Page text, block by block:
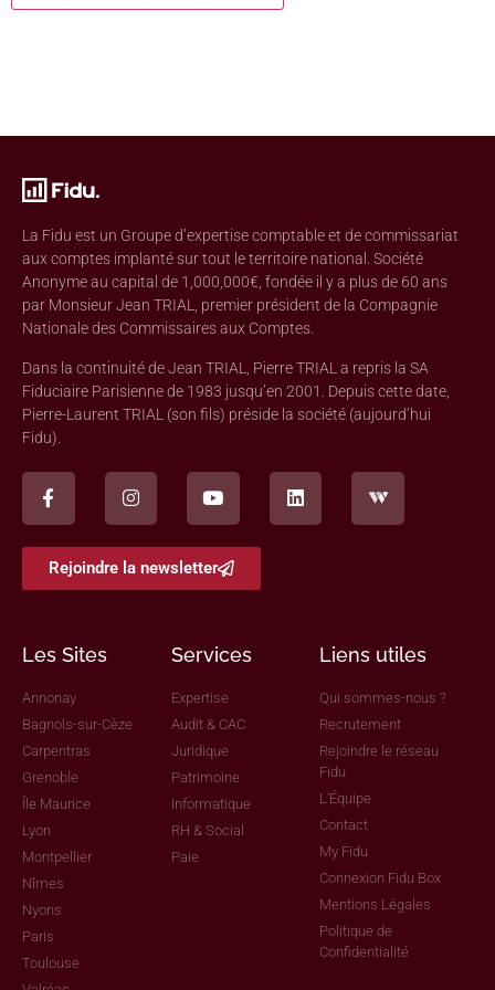
La Fidu est un Groupe d’expertise comptable et de commissariat
aux comptes implanté sur tout le territoire national. Société
Anonyme au capital de 1,000,000€, fondée il y a plus de 60 ans
par Monsieur Jean TRIAL, premier président de la Compagnie
Nationale des Commissaires aux Comptes.
Dans la continuité de Jean TRIAL, Pierre TRIAL a repris la SA
Fiduciaire Parisienne de 1983 jusqu’en 2001. Depuis cette date,
Pierre-Laurent TRIAL (son fils) préside la société (aujourd’hui
Fidu).
Rejoindre la newsletter
Les Sites
Annonay
Bagnols-sur-Cèze
Carpentras
Grenoble
Île Maurice
Lyon
Montpellier
Nîmes
Nyons
Paris
Toulouse
Services
Expertise
Audit & CAC
Juridique
Patrimoine
Informatique
RH & Social
Paie
Liens utiles
Qui sommes-nous ?
Recrutement
Rejoindre le réseau
Fidu
L'Équipe
Contact
My Fidu
Connexion Fidu Box
Mentions Légales
Politique de
Confidentialité